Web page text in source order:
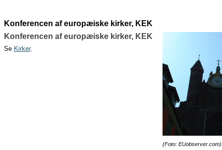
Konferencen af europæiske kirker, KEK
(Foto: EUobserver.com)
Konferencen af europæiske kirker, KEK
Se Kirker.